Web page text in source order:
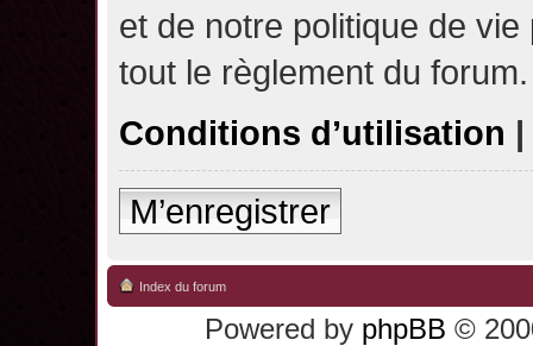
et de notre politique de
tout le règlement du forum.
Conditions d’utilisation |
M’enregistrer
Index du forum
Powered by phpBB ©